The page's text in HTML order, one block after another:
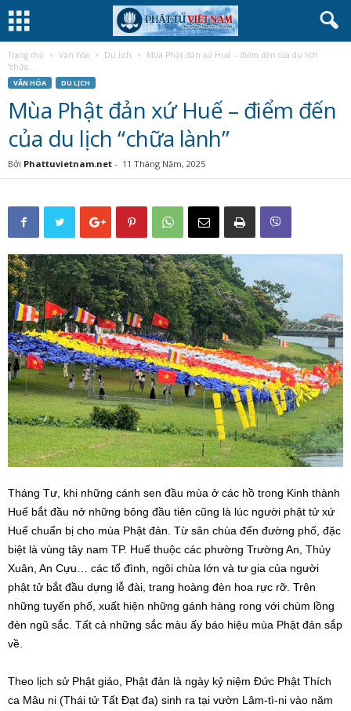
Trang chủ Văn hóa Du lịch
Mùa Phật đản xứ Huế – điểm đến của du lịch
“chữa...
VĂN HÓA DU LỊCH
Mùa Phật đản xứ Huế – điểm đến
của du lịch “chữa lành”
Bởi Phattuvietnam.net - 11 Tháng Năm, 2025
Tháng Tư, khi những cánh sen đầu mùa ở các hồ trong Kinh thành
Huế bắt đầu nở những bông đầu tiên cũng là lúc người phật tử xứ
Huế chuẩn bị cho mùa Phật đản. Từ sân chùa đến đường phố, đặc
biệt là vùng tây nam TP. Huế thuộc các phường Trường An, Thủy
Xuân, An Cựu… các tổ đình, ngôi chùa lớn và tư gia của người
phật tử bắt đầu dựng lễ đài, trang hoàng đèn hoa rực rỡ. Trên
những tuyến phố, xuất hiện những gánh hàng rong với chùm lồng
đèn ngũ sắc. Tất cả những sắc màu ấy báo hiệu mùa Phật đản sắp
về.
Theo lịch sử Phật giáo, Phật đản là ngày kỷ niệm Đức Phật Thích
ca Mâu ni (Thái tử Tất Đạt đa) sinh ra tại vườn Lâm-tì-ni vào năm